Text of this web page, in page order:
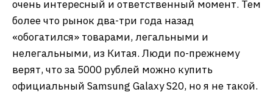
очень интересный и ответственный момент. Тем
более что рынок два-три года назад
«обогатился» товарами, легальными и
нелегальными, из Китая. Люди по-прежнему
верят, что за 5000 рублей можно купить
официальный Samsung Galaxy S20, но я не такой.